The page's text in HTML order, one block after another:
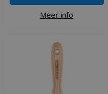
Meer info